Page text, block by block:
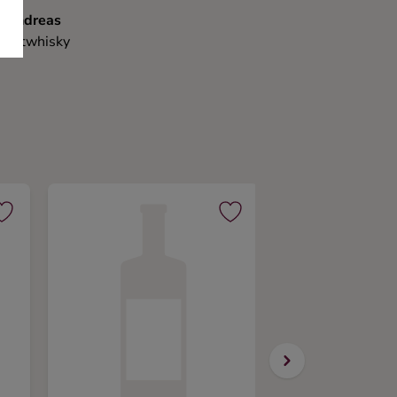
Andreas
Maltwhisky